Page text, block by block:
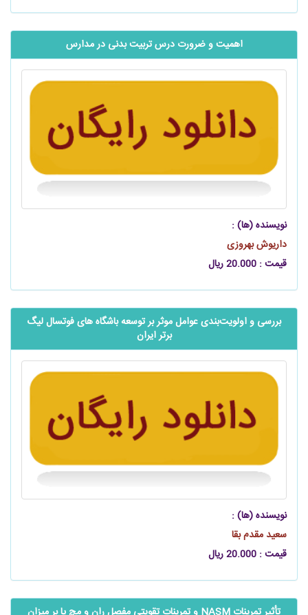
اهمیت و ضرورت درس تربیت بدنی در مدارس
نویسنده (ها) :
داریوش بهروزی
قیمت : 20.000 ریال
بررسی و اولویت‌‌‌‌‌‌بندی عوامل موثر بر توسعه باشگاه ‌های فوتسال لیگ
برتر ایران
نویسنده (ها) :
سعید مقدم‌ بقا
قیمت : 20.000 ریال